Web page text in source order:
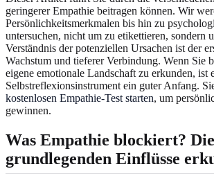
geringerer Empathie beitragen können. Wir
Persönlichkeitsmerkmalen bis hin zu
untersuchen, nicht um zu etikettieren, sondern
Verständnis der potenziellen Ursachen ist der
Wachstum und tieferer Verbindung. Wenn Sie
eigene emotionale Landschaft zu erkunden, ist
Selbstreflexionsinstrument ein guter Anfang.
kostenlosen Empathie-Test starten, um
gewinnen.
Was Empathie blockiert? Die
grundlegenden Einflüsse